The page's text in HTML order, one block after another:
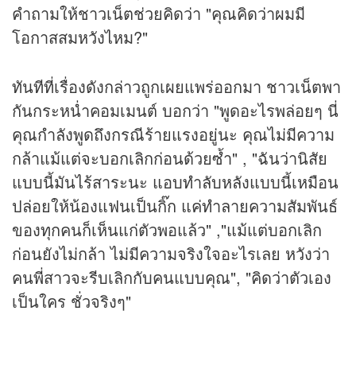
คำถามให้ชาวเน็ตช่วยคิดว่า "คุณคิดว่าผมมี
โอกาสสมหวังไหม?"
ทันทีที่เรื่องดังกล่าวถูกเผยแพร่ออกมา ชาวเน็ตพา
กันกระหน่ำคอมเมนต์ บอกว่า "พูดอะไรพล่อยๆ นี่
คุณกำลังพูดถึงกรณีร้ายแรงอยู่นะ คุณไม่มีความ
กล้าแม้แต่จะบอกเลิกก่อนด้วยซ้ำ" , "ฉันว่านิสัย
แบบนี้มันไร้สาระนะ แอบทำลับหลังแบบนี้เหมือน
ปล่อยให้น้องแฟนเป็นกิ๊ก แค่ทำลายความสัมพันธ์
ของทุกคนก็เห็นแก่ตัวพอแล้ว" ,"แม้แต่บอกเลิก
ก่อนยังไม่กล้า ไม่มีความจริงใจอะไรเลย หวังว่า
คนพี่สาวจะรีบเลิกกับคนแบบคุณ", "คิดว่าตัวเอง
เป็นใคร ชั่วจริงๆ"